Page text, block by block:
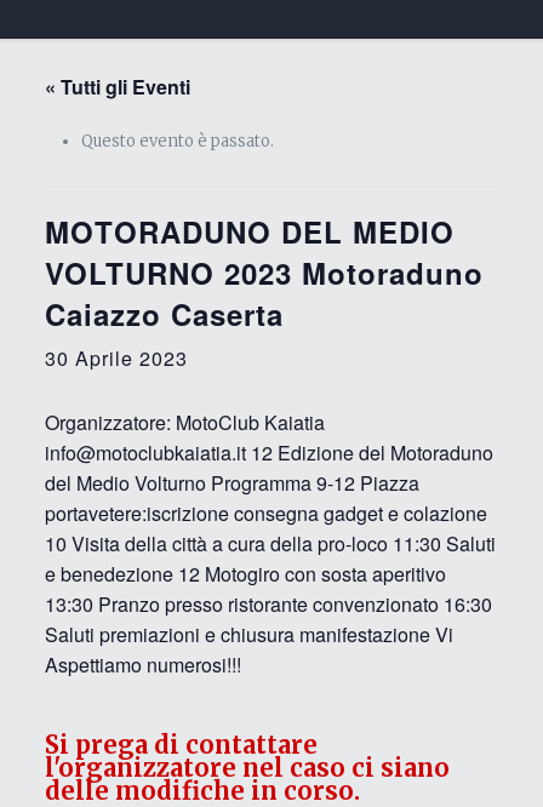
« Tutti gli Eventi
Questo evento è passato.
MOTORADUNO DEL MEDIO
VOLTURNO 2023 Motoraduno
Caiazzo Caserta
30 Aprile 2023
Organizzatore: MotoClub Kaiatia
info@motoclubkaiatia.it 12 Edizione del Motoraduno
del Medio Volturno Programma 9-12 Piazza
portavetere:iscrizione consegna gadget e colazione
10 Visita della città a cura della pro-loco 11:30 Saluti
e benedezione 12 Motogiro con sosta aperitivo
13:30 Pranzo presso ristorante convenzionato 16:30
Saluti premiazioni e chiusura manifestazione Vi
Aspettiamo numerosi!!!
Si prega di contattare
l'organizzatore nel caso ci siano
delle modifiche in corso.